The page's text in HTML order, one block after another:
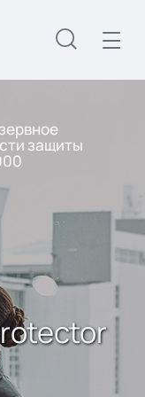
защиты